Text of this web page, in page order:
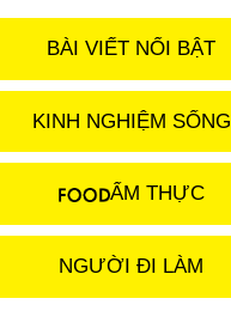
BÀI VIẾT NỔI BẬT
KINH NGHIỆM SỐNG
ẨM THỰC
NGƯỜI ĐI LÀM